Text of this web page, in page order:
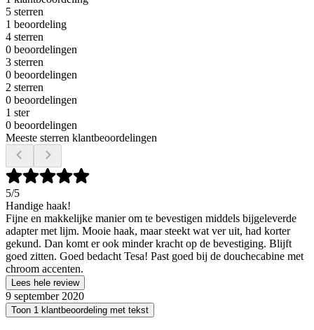
5 sterren
1 beoordeling
4 sterren
0 beoordelingen
3 sterren
0 beoordelingen
2 sterren
0 beoordelingen
1 ster
0 beoordelingen
Meeste sterren klantbeoordelingen
5/5
Handige haak!
Fijne en makkelijke manier om te bevestigen middels bijgeleverde
adapter met lijm. Mooie haak, maar steekt wat ver uit, had korter
gekund. Dan komt er ook minder kracht op de bevestiging. Blijft
goed zitten. Goed bedacht Tesa! Past goed bij de douchecabine met
chroom accenten.
Lees hele review
9 september 2020
Toon 1 klantbeoordeling met tekst